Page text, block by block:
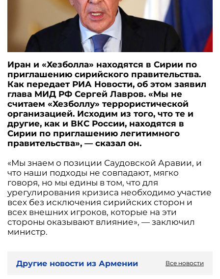
Иран и «Хезболла» находятся в Сирии по
приглашению сирийского правительства.
Как передает РИА Новости, об этом заявил
глава МИД РФ Сергей Лавров. «Мы не
считаем «Хезболлу» террористической
организацией. Исходим из того, что те и
другие, как и ВКС России, находятся в
Сирии по приглашению легитимного
правительства», — сказал он.
«Мы знаем о позиции Саудовской Аравии, и
что наши подходы не совпадают, мягко
говоря, но мы едины в том, что для
урегулирования кризиса необходимо участие
всех без исключения сирийских сторон и
всех внешних игроков, которые на эти
стороны оказывают влияние», — заключил
министр.
Другие новости из Армении Все новости